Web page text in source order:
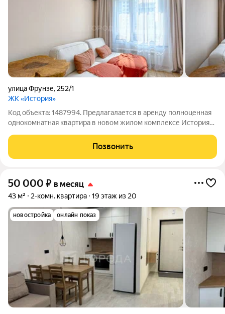
улица Фрунзе, 252/1
ЖК «История»
Код объекта: 1487994. Предлагалается в аренду полноценная
однокомнатная квартира в новом жилом комплексе История
качественных метераилов В квартире есть вся необходимая
мебель и бытовая техника
Позвонить
50 000 ₽ в месяц
43 м² 2-комн. квартира 19 этаж из 20
новостройка онлайн показ